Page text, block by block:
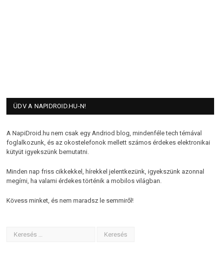
ÜDV A NAPIDROID.HU-N!
A NapiDroid.hu nem csak egy Andriod blog, mindenféle tech témával
foglalkozunk, és az okostelefonok mellett számos érdekes elektronikai
kütyüt igyekszünk bemutatni.
Minden nap friss cikkekkel, hírekkel jelentkezünk, igyekszünk azonnal
megírni, ha valami érdekes történik a mobilos világban.
Kövess minket, és nem maradsz le semmiről!